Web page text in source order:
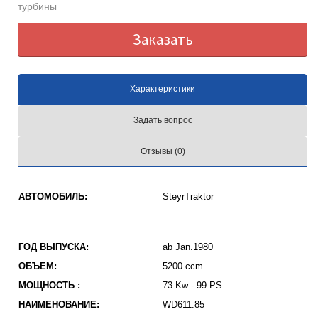
турбины
Заказать
Характеристики
Задать вопрос
Отзывы (0)
АВТОМОБИЛЬ: SteyrTraktor
ГОД ВЫПУСКА:
ab Jan.1980
ОБЪЕМ:
5200 ccm
МОЩНОСТЬ :
73 Kw - 99 PS
НАИМЕНОВАНИЕ:
WD611.85